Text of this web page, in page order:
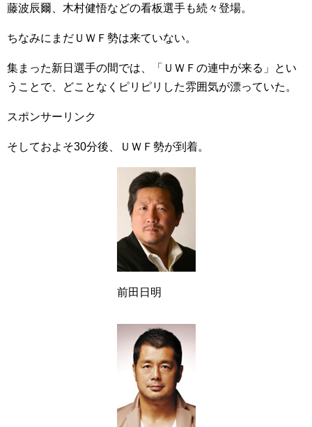
藤波辰爾、木村健悟などの看板選手も続々登場。
ちなみにまだＵＷＦ勢は来ていない。
集まった新日選手の間では、「ＵＷＦの連中が来る」とい
うことで、どことなくピリピリした雰囲気が漂っていた。
スポンサーリンク
そしておよそ30分後、ＵＷＦ勢が到着。
前田日明